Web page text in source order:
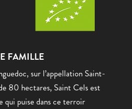
FAMILLE
sur l’appellation Saint-
80 hectares, Saint Cels est
qui puise dans ce terroir